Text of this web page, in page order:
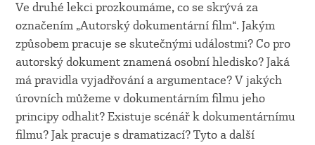
Ve druhé lekci prozkoumáme, co se skrývá za
označením „Autorský dokumentární film“. Jakým
způsobem pracuje se skutečnými událostmi? Co pro
autorský dokument znamená osobní hledisko? Jaká
má pravidla vyjadřování a argumentace? V jakých
úrovních můžeme v dokumentárním filmu jeho
principy odhalit? Existuje scénář k dokumentárnímu
filmu? Jak pracuje s dramatizací? Tyto a další